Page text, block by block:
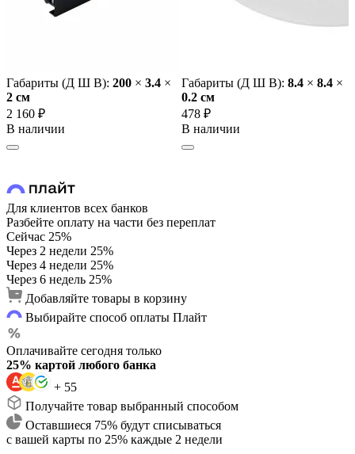
Габариты (Д Ш В): 200 × 3.4 ×
2 cм
2 160 ₽
В наличии
Габариты (Д Ш В): 8.4 × 8.4 ×
0.2 cм
478 ₽
В наличии
Для клиентов всех банков
Разбейте оплату на части без переплат
Сейчас 25%
Через 2 недели 25%
Через 4 недели 25%
Через 6 недель 25%
Добавляйте товары в корзину
Выбирайте способ оплаты Плайт
Оплачивайте сегодня только
25% картой любого банка
+ 55
Получайте товар выбранный способом
Оставшиеся 75% будут списываться
с вашей карты по 25% каждые 2 недели